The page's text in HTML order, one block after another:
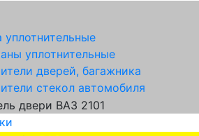
уплотнительные
уплотнительные
дверей, багажника
стекол автомобиля